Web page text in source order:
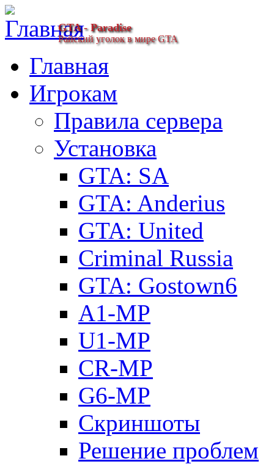
GTA - Paradise
Райский уголок в мире GTA
Главная
Игрокам
Правила сервера
Установка
GTA: SA
GTA: Anderius
GTA: United
Criminal Russia
GTA: Gostown6
A1-MP
U1-MP
CR-MP
G6-MP
Скриншоты
Решение проблем